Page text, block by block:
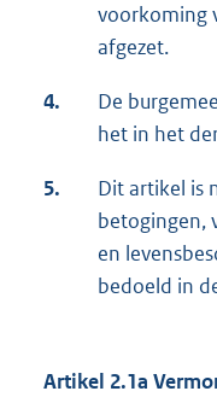
voorkoming
afgezet.
4.
De
het in het
5.
Dit artikel is
betogingen,
en
bedoeld in
Artikel 2.1a